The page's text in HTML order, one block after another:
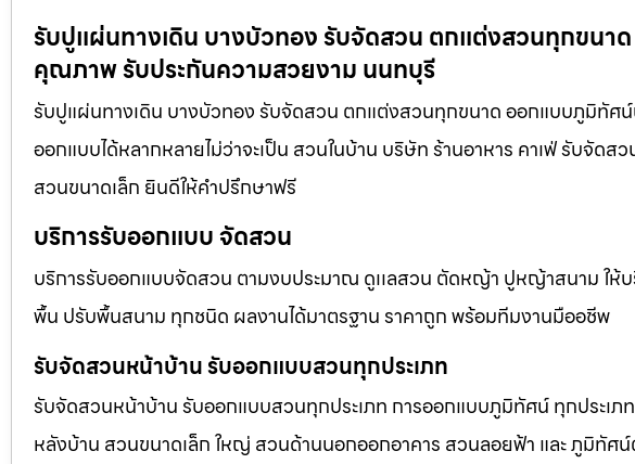
รับปูแผ่นทางเดิน บางบัวทอง รับจัดสวน ตกแต่งสวนทุกขนา
คุณภาพ รับประกันความสวยงาม นนทบุรี
รับปูแผ่นทางเดิน บางบัวทอง รับจัดสวน ตกแต่งสวนทุกขนาด ออกแบบภูมิทัศ
ออกแบบได้หลากหลายไม่ว่าจะเป็น สวนในบ้าน บริษัท ร้านอาหาร คาเฟ่ รับจั
สวนขนาดเล็ก ยินดีให้คำปรึกษาฟรี
บริการรับออกแบบ จัดสวน
บริการรับออกแบบจัดสวน ตามงบประมาณ ดูเเลสวน ตัดหญ้า ปูหญ้าสนาม ให้
พื้น ปรับพื้นสนาม ทุกชนิด ผลงานได้มาตรฐาน ราคาถูก พร้อมทีมงานมืออชีพ
รับจัดสวนหน้าบ้าน รับออกแบบสวนทุกประเภท
รับจัดสวนหน้าบ้าน รับออกแบบสวนทุกประเภท การออกแบบภูมิทัศน์ ทุกประเภ
หลังบ้าน สวนขนาดเล็ก ใหญ่ สวนด้านนอกออกอาคาร สวนลอยฟ้า และ ภูมิทั